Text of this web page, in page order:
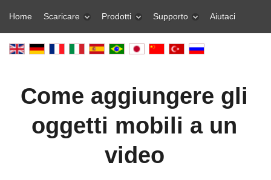
Home Scaricare Prodotti Supporto Aiutaci
Come aggiungere gli
oggetti mobili a un
video